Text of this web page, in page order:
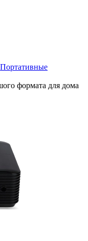
Портативные
формата для дома